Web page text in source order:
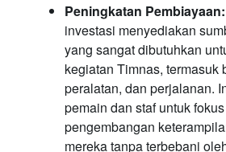
Peningkatan Pembiayaan:
investasi menyediakan
yang sangat dibutuhkan
kegiatan Timnas, termasuk
peralatan, dan perjalanan.
pemain dan staf untuk
pengembangan
mereka tanpa terbebani